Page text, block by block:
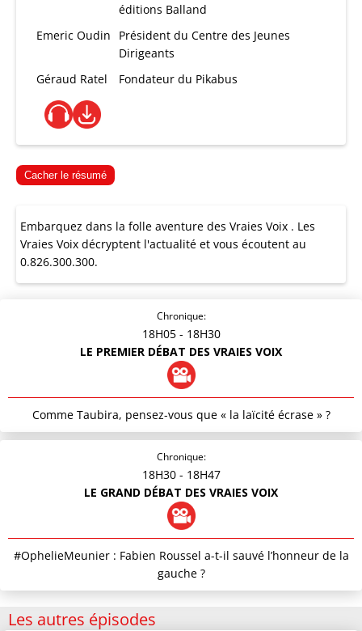
éditions Balland
Emeric Oudin
Président du Centre des Jeunes
Dirigeants
Géraud Ratel
Fondateur du Pikabus
Cacher le résumé
Embarquez dans la folle aventure des Vraies Voix . Les
Vraies Voix décryptent l'actualité et vous écoutent au
0.826.300.300.
Chronique:
18H05 - 18H30
LE PREMIER DÉBAT DES VRAIES VOIX
Comme Taubira, pensez-vous que « la laïcité écrase » ?
Chronique:
18H30 - 18H47
LE GRAND DÉBAT DES VRAIES VOIX
#OphelieMeunier : Fabien Roussel a-t-il sauvé l’honneur de la
gauche ?
Les autres épisodes